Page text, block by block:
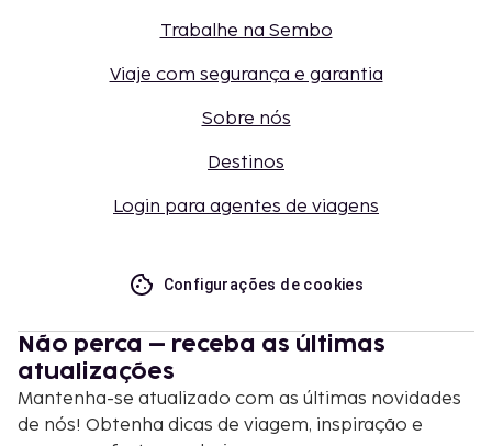
Trabalhe na Sembo
Viaje com segurança e garantia
Sobre nós
Destinos
Login para agentes de viagens
Configurações de cookies
Não perca – receba as últimas
atualizações
Mantenha-se atualizado com as últimas novidades
de nós! Obtenha dicas de viagem, inspiração e